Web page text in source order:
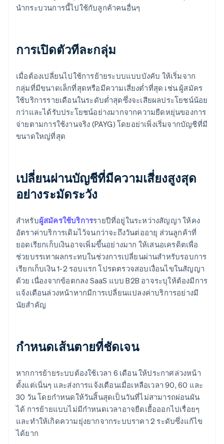
นำกระบวนการนี้ไปใช้กับลูกค้าคนอื่นๆ
การเปิดตัวทีละกลุ่ม
เมื่อต้องเปลี่ยนไปใช้การย้ายระบบแบบบังคับ ให้เริ่มจาก
กลุ่มที่มีขนาดเล็กที่สุดหรือมีความเสี่ยงต่ำที่สุด เช่น ผู้สมัคร
ใช้บริการรายเดือนในระดับต่ำสุดซึ่งจะเสียผลประโยชน์น้อย
กว่าและได้รับประโยชน์อย่างมากจากความยืดหยุ่นของการ
จ่ายตามการใช้งานจริง (PAYG) โดยอย่าเพิ่งเริ่มจากบัญชีที่มี
ขนาดใหญ่ที่สุด
เปลี่ยนผ่านบัญชีที่มีความเสี่ยงสูงสุด
อย่างระมัดระวัง
สำหรับผู้สมัครใช้บริการรายปีที่อยู่ในระหว่างสัญญา ให้คง
อัตราค่าบริการเดิมไว้จนกว่าจะถึงวันต่ออายุ ส่วนลูกค้าที่
ยอดเรียกเก็บเงินอาจเพิ่มขึ้นอย่างมาก ให้เสนอเครดิตเพื่อ
ช่วยบรรเทาผลกระทบในช่วงการเปลี่ยนผ่านสำหรับรอบการ
เรียกเก็บเงิน 1-2 รอบแรก โปรดตรวจสอบเงื่อนไขในสัญญา
ด้วย เนื่องจากข้อตกลง SaaS แบบ B2B อาจระบุให้ต้องมีการ
แจ้งเตือนล่วงหน้าหากมีการเปลี่ยนแปลงค่าบริการอย่างมี
นัยสำคัญ
กำหนดเส้นตายที่ชัดเจน
หากการย้ายระบบต้องใช้เวลา 6 เดือน ให้ประกาศล่วงหน้า
ตั้งแต่เนิ่นๆ และส่งการแจ้งเตือนเมื่อเหลือเวลา 90, 60 และ
30 วัน โดยกำหนดให้วันสิ้นสุดเป็นวันที่ไม่สามารถผ่อนผัน
ได้ การย้ายแบบไม่มีกำหนดเวลาอาจยืดเยื้อออกไปเรื่อยๆ
และทำให้เกิดความยุ่งยากจากระบบราคา 2 ระดับซึ่งแก้ไข
ได้ยาก